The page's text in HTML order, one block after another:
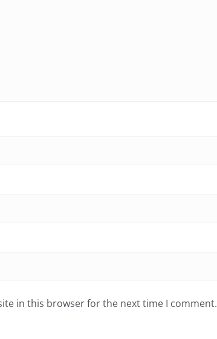
in this browser for the next time I comment.